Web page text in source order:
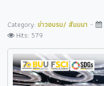
Category: ข่าวอบรม/ สัมมนา
Hits: 579